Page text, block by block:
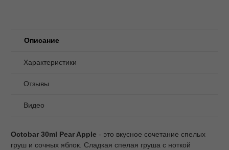
Описание
Характеристики
Отзывы
Видео
Octobar 30ml Pear Apple - это вкусное сочетание спелых
груш и сочных яблок. Сладкая спелая груша с ноткой